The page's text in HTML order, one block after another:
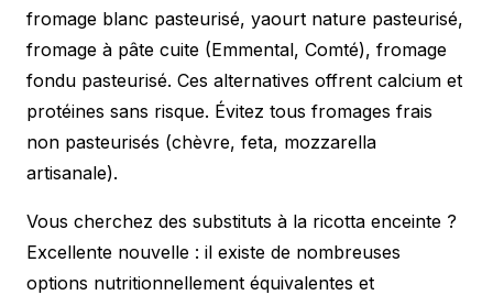
fromage blanc pasteurisé, yaourt nature pasteurisé,
fromage à pâte cuite (Emmental, Comté), fromage
fondu pasteurisé. Ces alternatives offrent calcium et
protéines sans risque. Évitez tous fromages frais
non pasteurisés (chèvre, feta, mozzarella
artisanale).
Vous cherchez des substituts à la ricotta enceinte ?
Excellente nouvelle : il existe de nombreuses
options nutritionnellement équivalentes et